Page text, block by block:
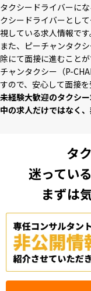
タクシードライバーに
クシードライバーとし
視している求⼈情報です
また、ピーチャンタク
除にて⾯接に進むこと
チャンタクシー（P-
すので、安⼼して⾯接を
未経験⼤歓迎のタクシ
中の求⼈だけではなく
タ
迷ってい
まずは